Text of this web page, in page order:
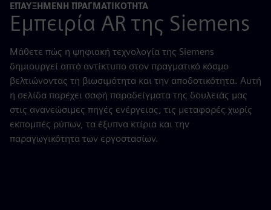
ΕΠΑΥΞΗΜΈΝΗ ΠΡΑΓΜΑΤΙΚΌΤΗΤΑ
Εμπειρία AR της Siemens
Μάθετε πώς η ψηφιακή τεχνολογία της Siemens
δημιουργεί απτό αντίκτυπο στον πραγματικό κόσμο
βελτιώνοντας τη βιωσιμότητα και την αποδοτικότητα. Αυτή
η σελίδα παρέχει σαφή παραδείγματα της δουλειάς μας
στις ανανεώσιμες πηγές ενέργειας, τις μεταφορές χωρίς
εκπομπές ρύπων, τα έξυπνα κτίρια και την
παραγωγικότητα των εργοστασίων.